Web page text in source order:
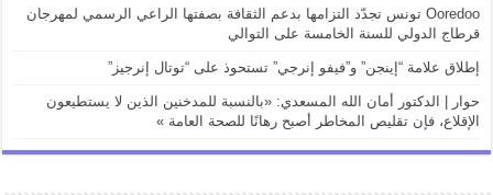
Ooredoo تونس تجدّد التزامها بدعم الثقافة بصفتها الراعي الرسمي لمهرجان
قرطاج الدولي للسنة الخامسة على التوالي
إطلاق علامة “إينجن” و”فيفو إنرجي” تستحوذ على “توتال إنرجيز”
حوار | الدكتور أمان الله المسعدي: «بالنسبة للمدخنين الذين لا يستطيعون
الإقلاع، فإن تقليص المخاطر أصبح رهانًا للصحة العامة »